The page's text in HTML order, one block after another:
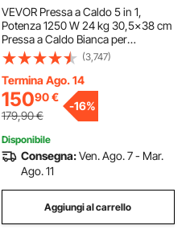
VEVOR Pressa a Caldo 5 in 1,
Potenza 1250 W 24 kg 30,5x38 cm
Pressa a Caldo Bianca per
Macchina per Sublimazione per
Stampare Segni Colorati, Foto su
Scarpe, Cappelli, Berretti, T-Shirt,
Tazze
(3,747)
Termina Ago. 14
15090€
179,90€
-16%
Disponibile
Consegna:Ven. Ago. 7 - Mar.
Ago. 11
Aggiungi al carrello